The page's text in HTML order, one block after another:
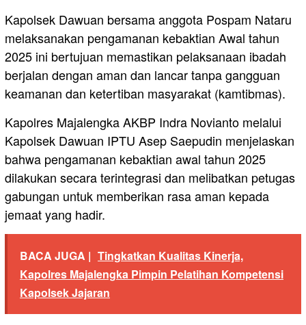
Kapolsek Dawuan bersama anggota Pospam Nataru
melaksanakan pengamanan kebaktian Awal tahun
2025 ini bertujuan memastikan pelaksanaan ibadah
berjalan dengan aman dan lancar tanpa gangguan
keamanan dan ketertiban masyarakat (kamtibmas).
Kapolres Majalengka AKBP Indra Novianto melalui
Kapolsek Dawuan IPTU Asep Saepudin menjelaskan
bahwa pengamanan kebaktian awal tahun 2025
dilakukan secara terintegrasi dan melibatkan petugas
gabungan untuk memberikan rasa aman kepada
jemaat yang hadir.
BACA JUGA | Tingkatkan Kualitas Kinerja,
Kapolres Majalengka Pimpin Pelatihan Kompetensi
Kapolsek Jajaran